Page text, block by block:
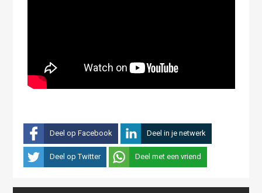
Deel op Facebook Deel in je netwerk
Deel op Twitter Deel met een vriend